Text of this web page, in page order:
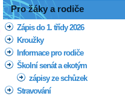
Pro žáky a rodiče
Zápis do 1. třídy 2026
Kroužky
Informace pro rodiče
Školní senát a ekotým
zápisy ze schůzek
Stravování